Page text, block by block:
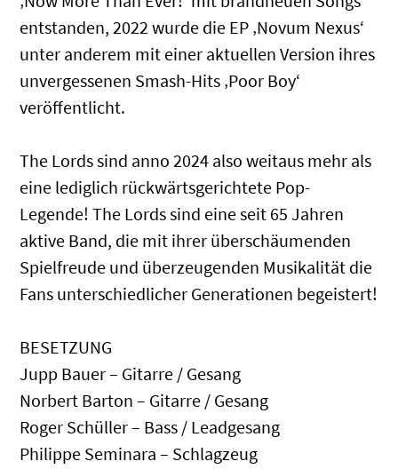
entstanden, 2022 wurde die EP ‚Novum Nexus‘
unter anderem mit einer aktuellen Version ihres
unvergessenen Smash-Hits ‚Poor Boy‘
veröffentlicht.
The Lords sind anno 2024 also weitaus mehr als
eine lediglich rückwärtsgerichtete Pop-
Legende! The Lords sind eine seit 65 Jahren
aktive Band, die mit ihrer überschäumenden
Spielfreude und überzeugenden Musikalität die
Fans unterschiedlicher Generationen begeistert!
BESETZUNG
Jupp Bauer – Gitarre / Gesang
Norbert Barton – Gitarre / Gesang
Roger Schüller – Bass / Leadgesang
Philippe Seminara – Schlagzeug